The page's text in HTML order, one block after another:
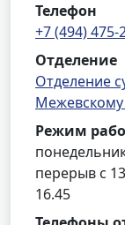
Телефон
+7 (494) 475-
Отделение
Отделение
Режим
перерыв с
16.45